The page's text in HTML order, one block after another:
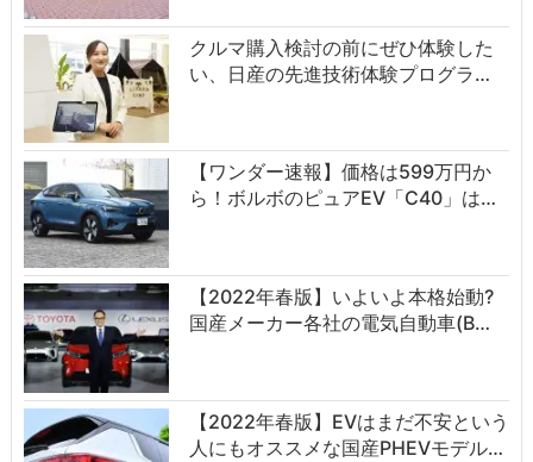
クルマ購入検討の前にぜひ体験した
い、日産の先進技術体験プログラ…
【ワンダー速報】価格は599万円か
ら！ボルボのピュアEV「C40」は…
【2022年春版】いよいよ本格始動?
国産メーカー各社の電気自動車(B…
【2022年春版】EVはまだ不安という
人にもオススメな国産PHEVモデル…